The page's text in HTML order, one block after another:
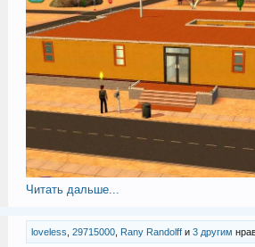
Читать дальше...
loveless 29715000, Rany Randolffи 3 другим